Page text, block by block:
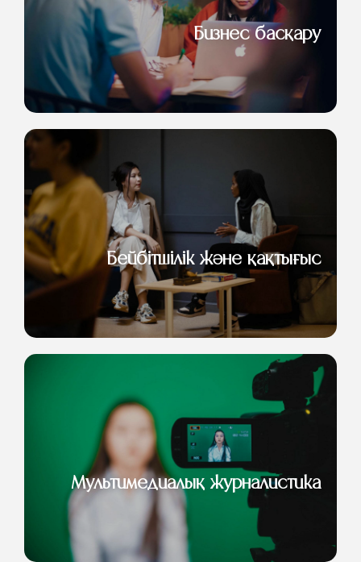
Бизнес басқару
Бейбітшілік және қақтығыс
Мультимедиалық журналистика